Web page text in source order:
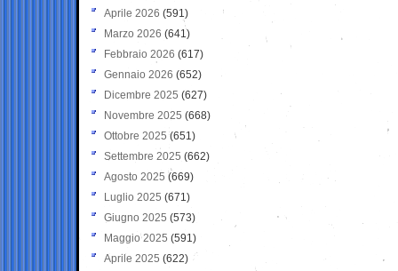
Aprile 2026 (591)
Marzo 2026 (641)
Febbraio 2026 (617)
Gennaio 2026 (652)
Dicembre 2025 (627)
Novembre 2025 (668)
Ottobre 2025 (651)
Settembre 2025 (662)
Agosto 2025 (669)
Luglio 2025 (671)
Giugno 2025 (573)
Maggio 2025 (591)
Aprile 2025 (622)